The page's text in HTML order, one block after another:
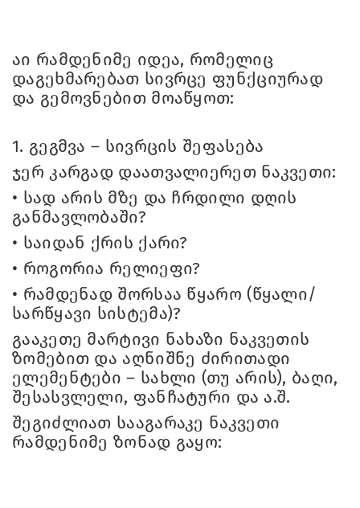
აი რამდენიმე იდეა, რომელიც
დაგეხმარებათ სივრცე ფუნქციურად
და გემოვნებით მოაწყოთ:
1. გეგმვა – სივრცის შეფასება
ჯერ კარგად დაათვალიერეთ ნაკვეთი:
• სად არის მზე და ჩრდილი დღის
განმავლობაში?
• საიდან ქრის ქარი?
• როგორია რელიეფი?
• რამდენად შორსაა წყარო (წყალი/
სარწყავი სისტემა)?
გააკეთე მარტივი ნახაზი ნაკვეთის
ზომებით და აღნიშნე ძირითადი
ელემენტები – სახლი (თუ არის), ბაღი,
შესასვლელი, ფანჩატური და ა.შ.
შეგიძლიათ სააგარაკე ნაკვეთი
რამდენიმე ზონად გაყო: